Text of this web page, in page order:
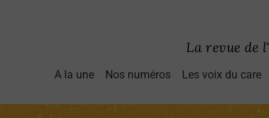
La revue de l'
A la une Nos numéros Les voix du care